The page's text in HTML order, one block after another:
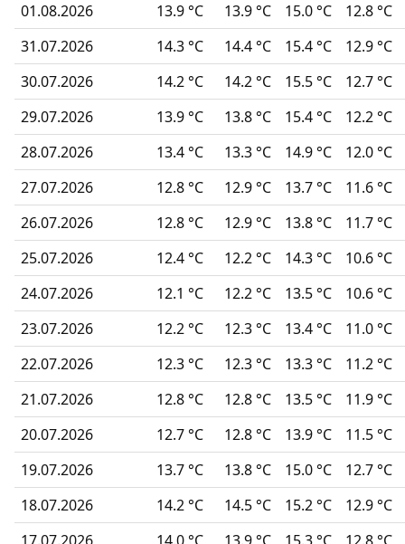
01.08.2026
13.9 °C 13.9 °C 15.0 °C
12.8 °C
31.07.2026
14.3 °C 14.4 °C 15.4 °C
12.9 °C
30.07.2026
14.2 °C 14.2 °C 15.5 °C
12.7 °C
29.07.2026
13.9 °C 13.8 °C 15.4 °C
12.2 °C
28.07.2026
13.4 °C 13.3 °C 14.9 °C
12.0 °C
27.07.2026
12.8 °C 12.9 °C 13.7 °C
11.6 °C
26.07.2026
12.8 °C 12.9 °C 13.8 °C
11.7 °C
25.07.2026
12.4 °C 12.2 °C 14.3 °C
10.6 °C
24.07.2026
12.1 °C 12.2 °C 13.5 °C
10.6 °C
23.07.2026
12.2 °C 12.3 °C 13.4 °C
11.0 °C
22.07.2026
12.3 °C 12.3 °C 13.3 °C
11.2 °C
21.07.2026
12.8 °C 12.8 °C 13.5 °C
11.9 °C
20.07.2026
12.7 °C 12.8 °C 13.9 °C
11.5 °C
19.07.2026
13.7 °C 13.8 °C 15.0 °C
12.7 °C
18.07.2026
14.2 °C 14.5 °C 15.2 °C
12.9 °C